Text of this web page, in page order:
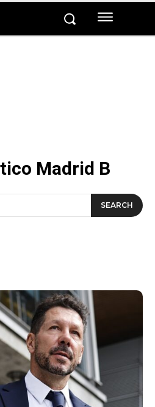
Madrid B
SEARCH